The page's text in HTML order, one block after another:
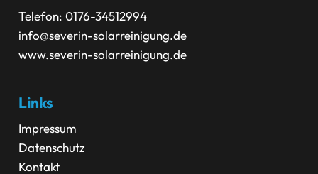
Telefon: 0176-34512994
info@severin-solarreinigung.de
www.severin-solarreinigung.de
Links
Impressum
Datenschutz
Kontakt